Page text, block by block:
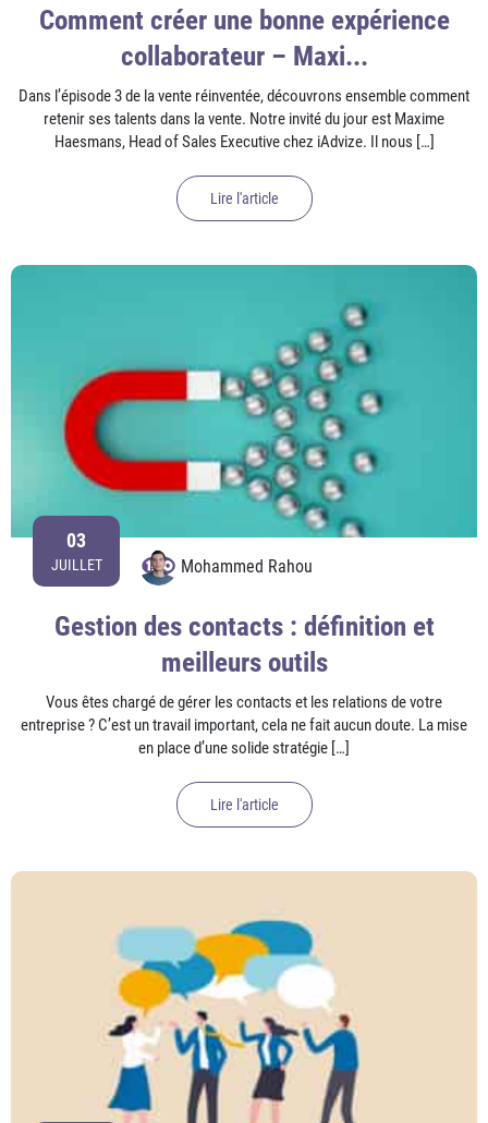
Comment créer une bonne expérience
collaborateur – Maxi...
Dans l’épisode 3 de la vente réinventée, découvrons ensemble comment
retenir ses talents dans la vente. Notre invité du jour est Maxime
Haesmans, Head of Sales Executive chez iAdvize. Il nous […]
Lire l'article
03
JUILLET Mohammed Rahou
Gestion des contacts : définition et
meilleurs outils
Vous êtes chargé de gérer les contacts et les relations de votre
entreprise ? C’est un travail important, cela ne fait aucun doute. La mise
en place d’une solide stratégie […]
Lire l'article